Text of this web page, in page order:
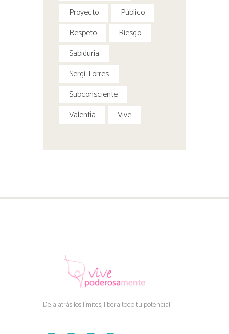
Proyecto
Público
Respeto
Riesgo
Sabiduría
Sergi Torres
Subconsciente
Valentía
Vive
Deja atrás los límites, libera todo tu potencial